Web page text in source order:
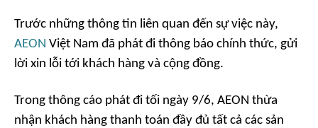
Trước những thông tin liên quan đến sự việc này,
AEON Việt Nam đã phát đi thông báo chính thức, gửi
lời xin lỗi tới khách hàng và cộng đồng.
Trong thông cáo phát đi tối ngày 9/6, AEON thừa
nhận khách hàng thanh toán đầy đủ tất cả các sản